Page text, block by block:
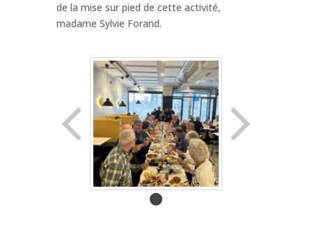
de la mise sur pied de cette activité,
madame Sylvie Forand.